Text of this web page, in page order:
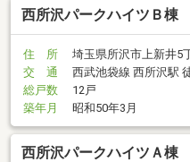
西所沢パークハイツＢ棟
住 所
埼玉県所沢市上新井5
交 通
西武池袋線 西所沢駅
総戸数
12戸
築年月
昭和50年3月
西所沢パークハイツＡ棟